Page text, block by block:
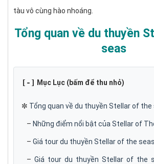
tàu vô cùng hào nhoáng.
Tổng quan về du thuyền
seas
[-] Mục Lục (bấm để thu nhỏ)
✼ Tổng quan về du thuyền Stellar of the
– Những điểm nổi bật của Stellar of
– Giá tour du thuyền Stellar of the
– Giá tour du thuyền Stellar of the